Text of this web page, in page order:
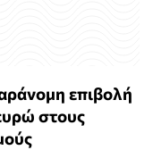
επιβολή
στους